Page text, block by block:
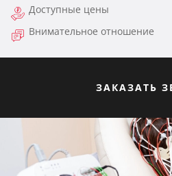
Доступные цены
Внимательное отношение
ЗАКАЗАТЬ